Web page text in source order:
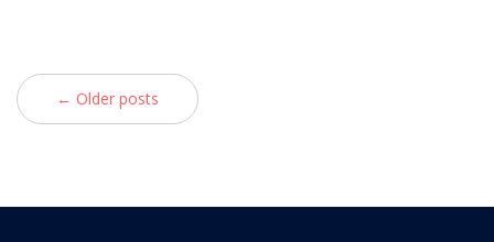
← Older posts